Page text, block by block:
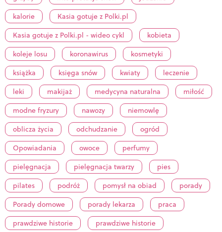
kalorie
Kasia gotuje z Polki.pl
Kasia gotuje z Polki.pl - wideo cykl
kobieta
koleje losu
koronawirus
kosmetyki
książka
księga snów kwiaty
leczenie
leki
makijaż medycyna naturalna
miłość
modne fryzury
nawozy
niemowlę
oblicza życia
odchudzanie
ogród
Opowiadania
owoce
perfumy
pielęgnacja
pielęgnacja twarzy
pies
pilates
podróż pomysł na obiad
porady
Porady domowe
porady lekarza
praca
prawdziwe historie
prawdziwe historie